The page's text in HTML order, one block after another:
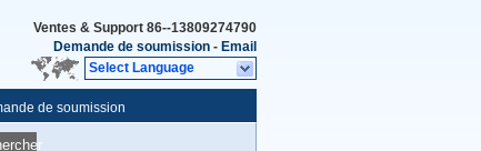
Ventes & Support 86--13809274790
Demande de soumission - Email
Select Language
de soumission